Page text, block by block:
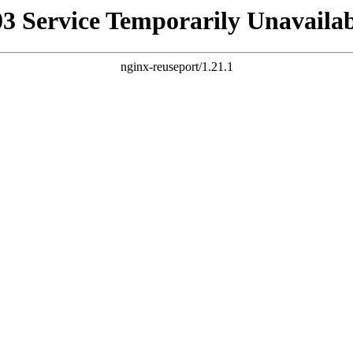
Service Temporarily
nginx-reuseport/1.21.1